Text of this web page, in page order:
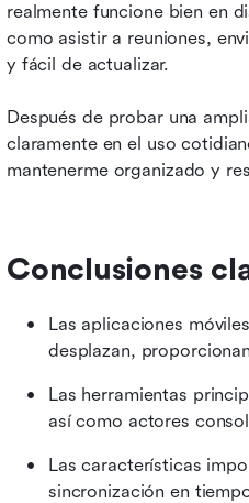
realmente funcione bien en
como asistir a reuniones,
y fácil de actualizar.
Después de probar una
claramente en el uso
mantenerme organizado y
Conclusiones
Las aplicaciones
desplazan,
Las herramientas
así como actores
Las características
sincronización en